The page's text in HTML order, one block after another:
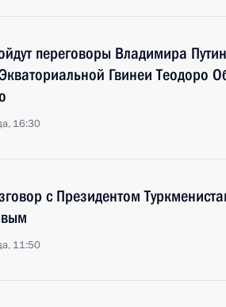
переговоры Владимира
Гвинеи Теодоро
16:30
с Президентом
11:50